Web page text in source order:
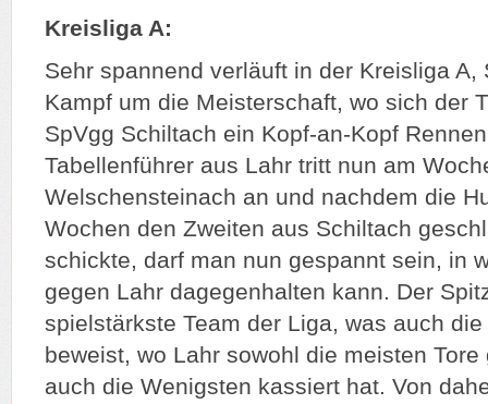
Kreisliga A:
Sehr spannend verläuft in der Kreisliga A,
Kampf um die Meisterschaft, wo sich der
SpVgg Schiltach ein Kopf-an-Kopf
Tabellenführer aus Lahr tritt nun am
Welschensteinach an und nachdem die
Wochen den Zweiten aus Schiltach
schickte, darf man nun gespannt sein, in
gegen Lahr dagegenhalten kann. Der
spielstärkste Team der Liga, was auch
beweist, wo Lahr sowohl die meisten
auch die Wenigsten kassiert hat. Von